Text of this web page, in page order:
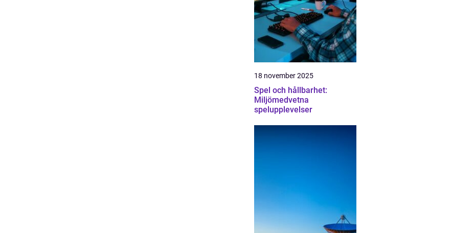
18 november 2025
Spel och hållbarhet:
Miljömedvetna
spelupplevelser